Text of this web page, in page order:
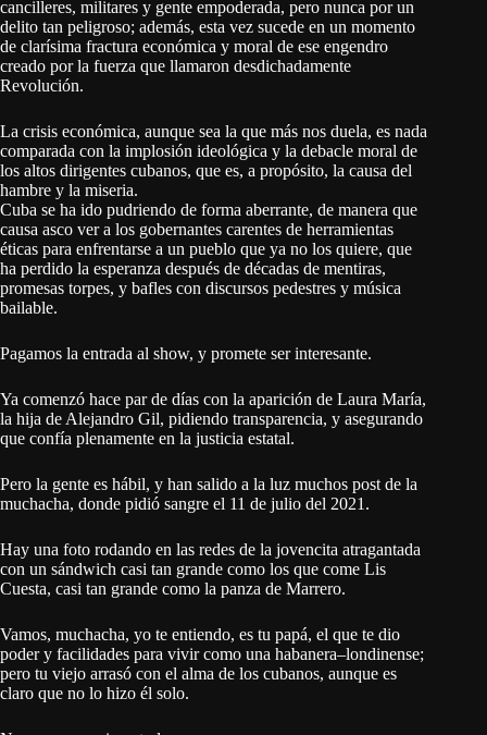
cancilleres, militares y gente empoderada, pero nunca por un
delito tan peligroso; además, esta vez sucede en un momento
de clarísima fractura económica y moral de ese engendro
creado por la fuerza que llamaron desdichadamente
Revolución.
La crisis económica, aunque sea la que más nos duela, es nada
comparada con la implosión ideológica y la debacle moral de
los altos dirigentes cubanos, que es, a propósito, la causa del
hambre y la miseria.
Cuba se ha ido pudriendo de forma aberrante, de manera que
causa asco ver a los gobernantes carentes de herramientas
éticas para enfrentarse a un pueblo que ya no los quiere, que
ha perdido la esperanza después de décadas de mentiras,
promesas torpes, y bafles con discursos pedestres y música
bailable.
Pagamos la entrada al show, y promete ser interesante.
Ya comenzó hace par de días con la aparición de Laura María,
la hija de Alejandro Gil, pidiendo transparencia, y asegurando
que confía plenamente en la justicia estatal.
Pero la gente es hábil, y han salido a la luz muchos post de la
muchacha, donde pidió sangre el 11 de julio del 2021.
Hay una foto rodando en las redes de la jovencita atragantada
con un sándwich casi tan grande como los que come Lis
Cuesta, casi tan grande como la panza de Marrero.
Vamos, muchacha, yo te entiendo, es tu papá, el que te dio
poder y facilidades para vivir como una habanera–londinense;
pero tu viejo arrasó con el alma de los cubanos, aunque es
claro que no lo hizo él solo.